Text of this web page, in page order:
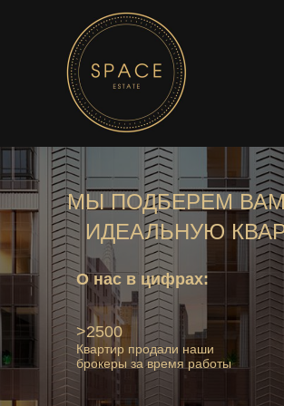
Квартир продали наши
брокеры за время работы
>2500
О нас в цифрах:
МЫ ПОДБЕРЕМ ВАМ
ИДЕАЛЬНУЮ